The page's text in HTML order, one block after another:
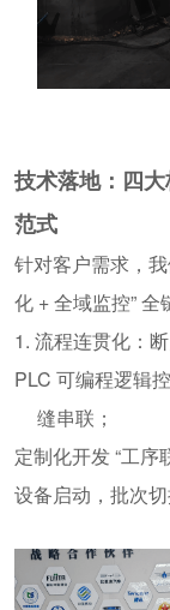
技术落地：四
范式
针对客户需求，
化+全域监控”全
1. 流程连贯化：
PLC 可编程逻辑
缝串联；
定制化开发“工序
设备启动，批次